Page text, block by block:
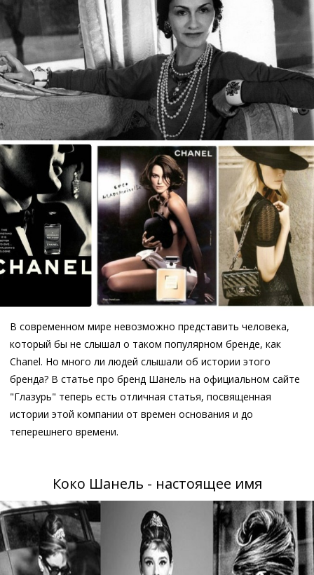
В современном мире невозможно представить человека,
который бы не слышал о таком популярном бренде, как
Chanel. Но много ли людей слышали об истории этого
бренда? В статье про бренд Шанель на официальном сайте
"Глазурь" теперь есть отличная статья, посвященная
истории этой компании от времен основания и до
теперешнего времени.
Коко Шанель - настоящее имя